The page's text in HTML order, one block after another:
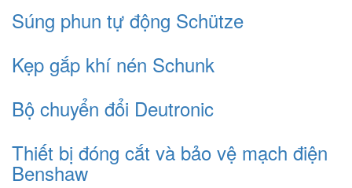
Súng phun tự động Schütze
Kẹp gắp khí nén Schunk
Bộ chuyển đổi Deutronic
Thiết bị đóng cắt và bảo vệ mạch điện
Benshaw